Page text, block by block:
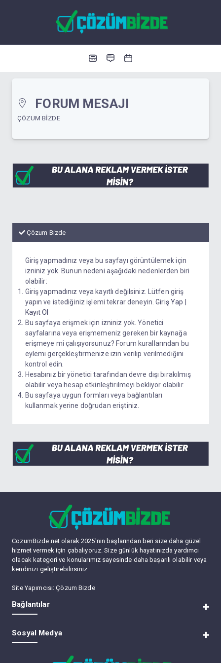
FORUM MESAJI
ÇÖZUM BIZDE
Çözum Bizde
Giriş yapmadınız veya bu sayfayı görüntülemek için
izniniz yok. Bunun nedeni aşağıdaki nedenlerden biri
olabilir:
Giriş yapmadınız veya kayıtlı değilsiniz. Lütfen giriş
yapın ve istediğiniz işlemi tekrar deneyin.Giriş Yap
Kayıt Ol
Bu sayfaya erişmek için izniniz yok. Yönetici
sayfalarına veya erişmemeniz gereken bir kaynağa
erişmeye mi çalışıyorsunuz? Forum kurallarından bu
eylemi gerçekleştirmenize izin verilip verilmediğini
kontrol edin.
Hesabınız bir yönetici tarafından devre dışı bırakılmış
olabilir veya hesap etkinleştirilmeyi bekliyor olabilir.
Bu sayfaya uygun formları veya bağlantıları
kullanmak yerine doğrudan eriştiniz.
CozumBizde.net olarak 2025'nin başlarından beri size daha güzel
hizmet vermek için çabalıyoruz. Size günlük hayatınızda yardımcı
olacak kategori ve konularımız sayesinde daha başarılı olabilir veya
kendinizi geliştirebilirsiniz
Site Yapımcısı:Çözum Bizde
Bağlantılar
Lite (Arşiv) Modu
Sosyal Medya